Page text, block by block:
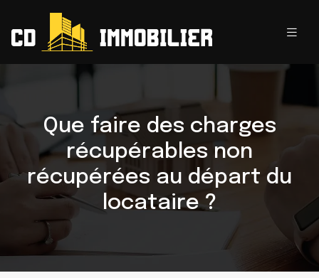
Que faire des charges
récupérables non
récupérées au départ du
locataire ?